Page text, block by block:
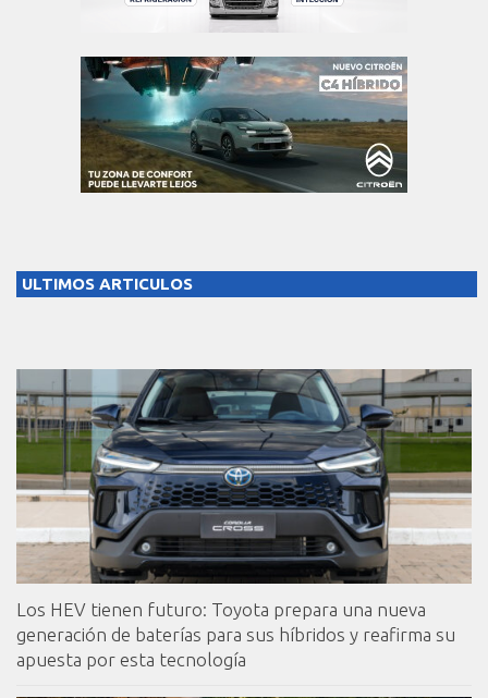
ULTIMOS ARTICULOS
Los HEV tienen futuro: Toyota prepara una nueva
generación de baterías para sus híbridos y reafirma su
apuesta por esta tecnología